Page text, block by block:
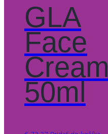
GLA
Face
Cream
50ml